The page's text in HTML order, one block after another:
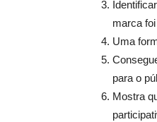
marca
Uma
para o
Mostra